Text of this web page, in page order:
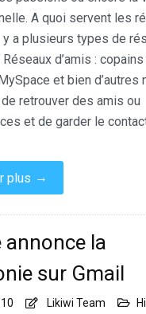
A quoi servent les
y a plusieurs types de
d’amis : copains
et bien d’autres
retrouver des amis ou
et de garder le
plus →
annonce la
sur Gmail
Likiwi Team